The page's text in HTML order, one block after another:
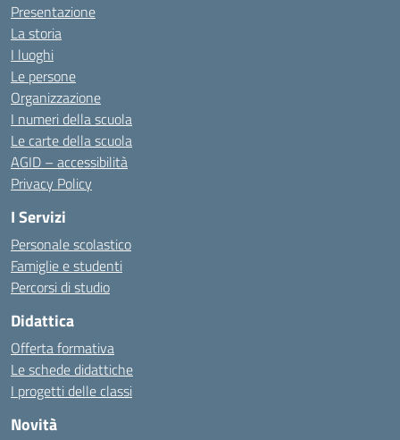
Presentazione
La storia
I luoghi
Le persone
Organizzazione
I numeri della scuola
Le carte della scuola
AGID – accessibilità
Privacy Policy
I Servizi
Personale scolastico
Famiglie e studenti
Percorsi di studio
Didattica
Offerta formativa
Le schede didattiche
I progetti delle classi
Novità